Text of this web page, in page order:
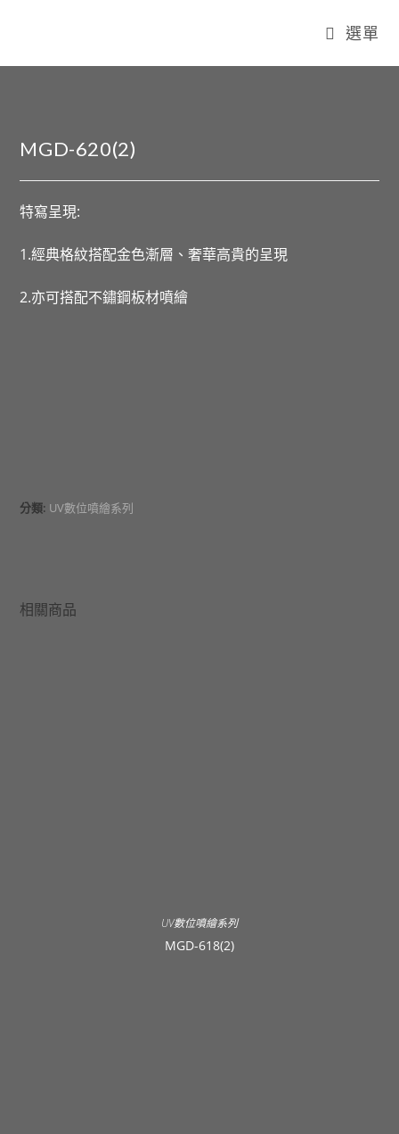
選單
MGD-620(2)
特寫呈現:
1.經典格紋搭配金色漸層、奢華高貴的呈現
2.亦可搭配不鏽鋼板材噴繪
分類: UV數位噴繪系列
相關商品
UV數位噴繪系列
MGD-618(2)